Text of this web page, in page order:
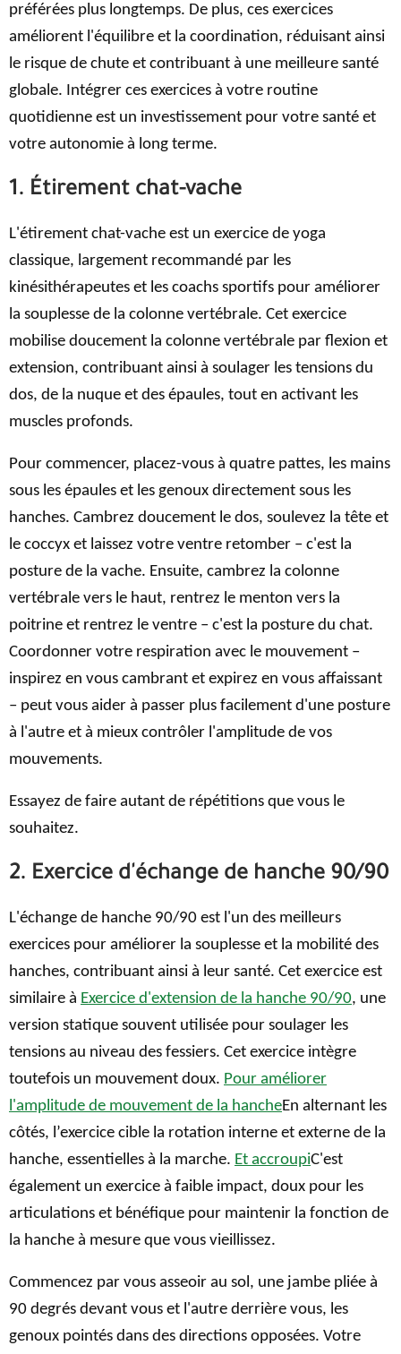
préférées plus longtemps. De plus, ces exercices
améliorent l'équilibre et la coordination, réduisant ainsi
le risque de chute et contribuant à une meilleure santé
globale. Intégrer ces exercices à votre routine
quotidienne est un investissement pour votre santé et
votre autonomie à long terme.
1. Étirement chat-vache
L'étirement chat-vache est un exercice de yoga
classique, largement recommandé par les
kinésithérapeutes et les coachs sportifs pour améliorer
la souplesse de la colonne vertébrale. Cet exercice
mobilise doucement la colonne vertébrale par flexion et
extension, contribuant ainsi à soulager les tensions du
dos, de la nuque et des épaules, tout en activant les
muscles profonds.
Pour commencer, placez-vous à quatre pattes, les mains
sous les épaules et les genoux directement sous les
hanches. Cambrez doucement le dos, soulevez la tête et
le coccyx et laissez votre ventre retomber – c'est la
posture de la vache. Ensuite, cambrez la colonne
vertébrale vers le haut, rentrez le menton vers la
poitrine et rentrez le ventre – c'est la posture du chat.
Coordonner votre respiration avec le mouvement –
inspirez en vous cambrant et expirez en vous affaissant
– peut vous aider à passer plus facilement d'une posture
à l'autre et à mieux contrôler l'amplitude de vos
mouvements.
Essayez de faire autant de répétitions que vous le
souhaitez.
2. Exercice d'échange de hanche 90/90
L'échange de hanche 90/90 est l'un des meilleurs
exercices pour améliorer la souplesse et la mobilité des
hanches, contribuant ainsi à leur santé. Cet exercice est
similaire à Exercice d'extension de la hanche 90/90, une
version statique souvent utilisée pour soulager les
tensions au niveau des fessiers. Cet exercice intègre
toutefois un mouvement doux. Pour améliorer
l'amplitude de mouvement de la hancheEn alternant les
côtés, l’exercice cible la rotation interne et externe de la
hanche, essentielles à la marche. Et accroupiC'est
également un exercice à faible impact, doux pour les
articulations et bénéfique pour maintenir la fonction de
la hanche à mesure que vous vieillissez.
Commencez par vous asseoir au sol, une jambe pliée à
90 degrés devant vous et l'autre derrière vous, les
genoux pointés dans des directions opposées. Votre